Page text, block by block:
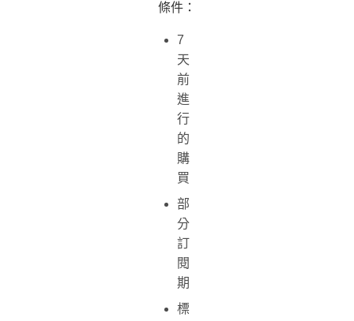
條件：
7
天
前
進
行
的
購
買
部
分
訂
閱
期
標